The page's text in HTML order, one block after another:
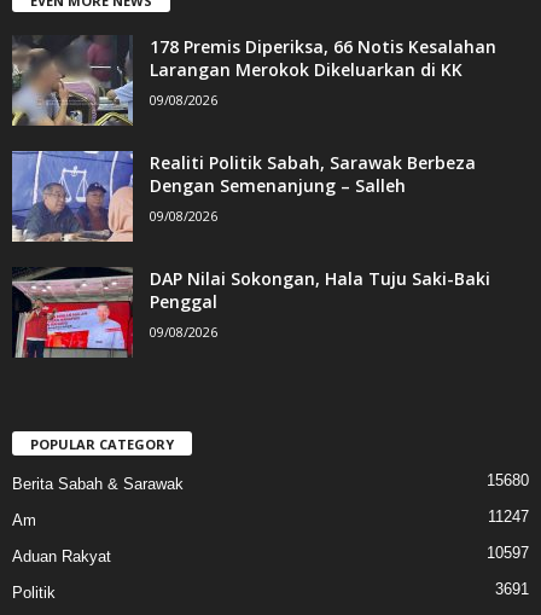
178 Premis Diperiksa, 66 Notis Kesalahan
Larangan Merokok Dikeluarkan di KK
09/08/2026
Realiti Politik Sabah, Sarawak Berbeza
Dengan Semenanjung – Salleh
09/08/2026
DAP Nilai Sokongan, Hala Tuju Saki-Baki
Penggal
09/08/2026
POPULAR CATEGORY
Berita Sabah & Sarawak 15680
Am 11247
Aduan Rakyat 10597
Politik 3691